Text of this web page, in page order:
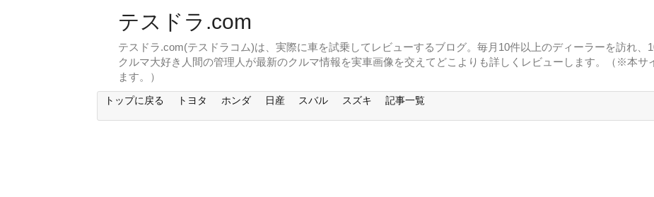
テスドラ.com
テスドラ.com(テスドラコム)は、実際に車を試乗してレビューするブログ。毎月10件以上のディーラーを訪れ、
クルマ大好き人間の管理人が最新のクルマ情報を実車画像を交えてどこよりも詳しくレビューします。（※本サ
ます。）
トップに戻る トヨタ ホンダ 日産 スバル スズキ 記事一覧